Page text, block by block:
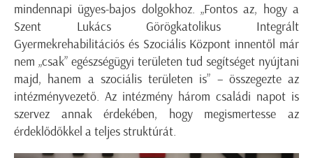
mindennapi ügyes-bajos dolgokhoz. „Fontos az, hogy a
Szent Lukács Görögkatolikus Integrált
Gyermekrehabilitációs és Szociális Központ innentől már
nem „csak” egészségügyi területen tud segítséget nyújtani
majd, hanem a szociális területen is” – összegezte az
intézményvezető. Az intézmény három családi napot is
szervez annak érdekében, hogy megismertesse az
érdeklődőkkel a teljes struktúrát.